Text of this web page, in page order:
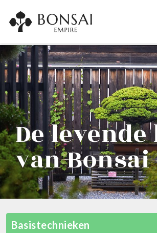
De
van Bonsai
Basistechnieken